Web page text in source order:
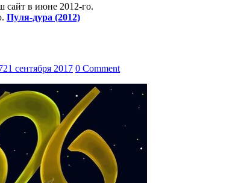
сайт в июне 2012-го.
Пуля-дура (2012)
21 сентября 2017 0 Comment